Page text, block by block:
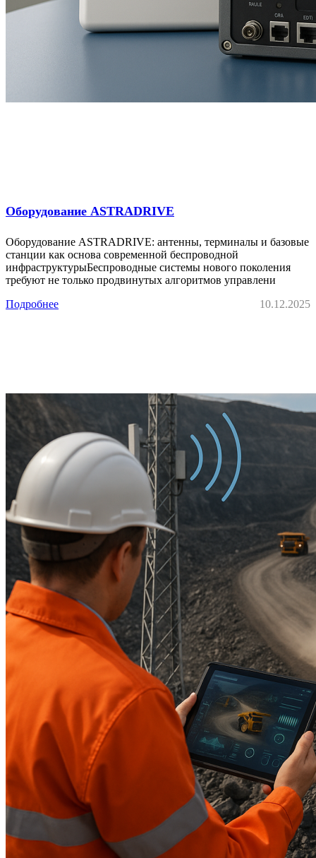
Оборудование ASTRADRIVE
Оборудование ASTRADRIVE: антенны, терминалы и базовые
станции как основа современной беспроводной
инфраструктурыБеспроводные системы нового поколения
требуют не только продвинутых алгоритмов управлени
Подробнее
10.12.2025